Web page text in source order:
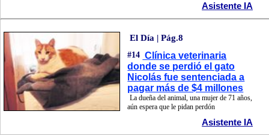
Asistente IA
El Día | Pág.8
#14 Clínica veterinaria
donde se perdió el gato
Nicolás fue sentenciada a
pagar más de $4 millones
La dueña del animal, una mujer de 71 años,
aún espera que le pidan perdón
Asistente IA